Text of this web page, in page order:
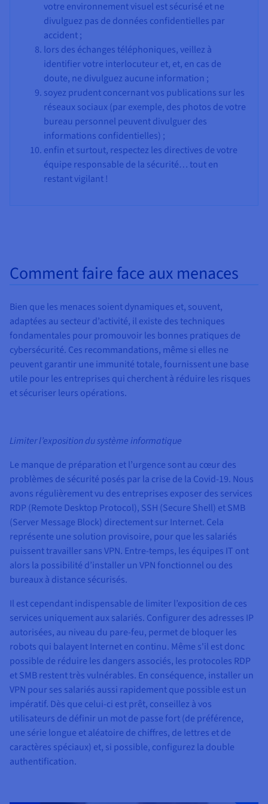
votre environnement visuel est sécurisé et ne
divulguez pas de données confidentielles par
accident ;
lors des échanges téléphoniques, veillez à
identifier votre interlocuteur et, et, en cas de
doute, ne divulguez aucune information ;
soyez prudent concernant vos publications sur les
réseaux sociaux (par exemple, des photos de votre
bureau personnel peuvent divulguer des
informations confidentielles) ;
enfin et surtout, respectez les directives de votre
équipe responsable de la sécurité… tout en
restant vigilant !
Comment faire face aux menaces
Bien que les menaces soient dynamiques et, souvent,
adaptées au secteur d’activité, il existe des techniques
fondamentales pour promouvoir les bonnes pratiques de
cybersécurité. Ces recommandations, même si elles ne
peuvent garantir une immunité totale, fournissent une base
utile pour les entreprises qui cherchent à réduire les risques
et sécuriser leurs opérations.
Limiter l’exposition du système informatique
Le manque de préparation et l’urgence sont au cœur des
problèmes de sécurité posés par la crise de la Covid-19. Nous
avons régulièrement vu des entreprises exposer des services
RDP (Remote Desktop Protocol), SSH (Secure Shell) et SMB
(Server Message Block) directement sur Internet. Cela
représente une solution provisoire, pour que les salariés
puissent travailler sans VPN. Entre-temps, les équipes IT ont
alors la possibilité d’installer un VPN fonctionnel ou des
bureaux à distance sécurisés.
Il est cependant indispensable de limiter l’exposition de ces
services uniquement aux salariés. Configurer des adresses IP
autorisées, au niveau du pare-feu, permet de bloquer les
robots qui balayent Internet en continu. Même s'il est donc
possible de réduire les dangers associés, les protocoles RDP
et SMB restent très vulnérables. En conséquence, installer un
VPN pour ses salariés aussi rapidement que possible est un
impératif. Dès que celui-ci est prêt, conseillez à vos
utilisateurs de définir un mot de passe fort (de préférence,
une série longue et aléatoire de chiffres, de lettres et de
caractères spéciaux) et, si possible, configurez la double
authentification.